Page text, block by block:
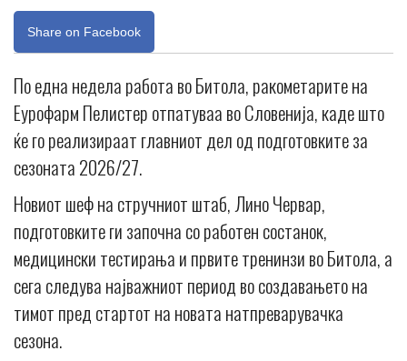
Share on Facebook
По една недела работа во Битола, ракометарите на
Еурофарм Пелистер отпатуваа во Словенија, каде што
ќе го реализираат главниот дел од подготовките за
сезоната 2026/27.
Новиот шеф на стручниот штаб, Лино Червар,
подготовките ги започна со работен состанок,
медицински тестирања и првите тренинзи во Битола, а
сега следува најважниот период во создавањето на
тимот пред стартот на новата натпреварувачка
сезона.